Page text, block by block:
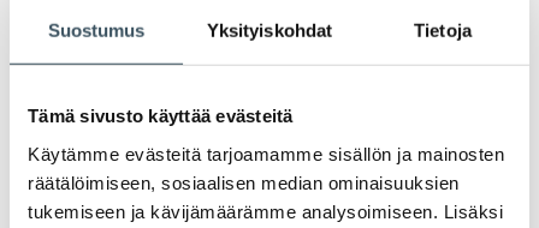
Suostumus Yksityiskohdat Tietoja
Tämä sivusto käyttää evästeitä
Käytämme evästeitä tarjoamamme sisällön ja mainosten
räätälöimiseen, sosiaalisen median ominaisuuksien
tukemiseen ja kävijämäärämme analysoimiseen. Lisäksi
kolmikantainen työryhmä suosittelee, että
drooniuhkatilanteisiin liittyvät ohjeet ja
työpaikoilla. Kaupan työehtosopimus
mahdollistaa joustavat ratkaisut
työntekemiseksi ilman ansionmenetystä.